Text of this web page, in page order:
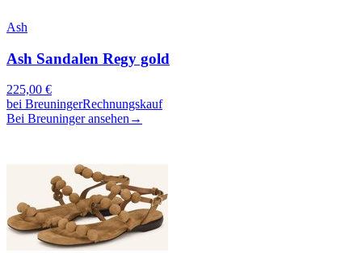
Ash
Ash Sandalen Regy gold
225,00 €
bei BreuningerRechnungskauf
Bei Breuninger ansehen →